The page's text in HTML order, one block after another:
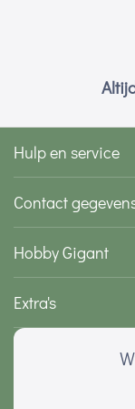
Hulp en service
Contact
Hobby Gigant
Extra's